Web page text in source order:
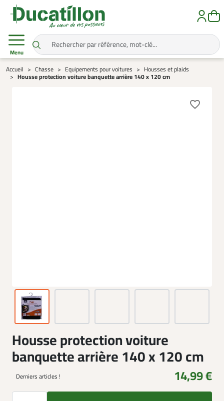
Menu
Accueil Chasse Equipements pour voitures Housses et plaids
Housse protection voiture banquette arrière 140 x 120 cm
favorite_border
Housse protection voiture
banquette arrière 140 x 120 cm
Derniers articles ! 14,99 €